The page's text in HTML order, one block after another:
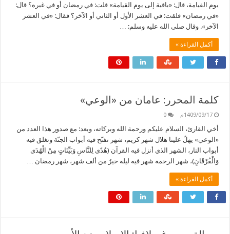
يوم القيامة، قال: «باقية إلى يوم القيامة» قلت: في رمضان أو في غيره؟ قال:
«في رمضان» فلقت: في العشر الأول أو الثاني أو الآخر؟ فقال: «في العشر
الآخر». وقال صلى الله عليه وسلم: …
أكمل القراءة »
كلمة المحرر: عامان من «الوعي»
1409/09/17م 0
أخي القارئ، السلام عليكم ورحمة الله وبركاته، وبعد: مع صدور هذا العدد من
«الوعي» يهلّ علينا هلال شهر كريم، شهر تفتّح فيه أبواب الجنّة وتغلق فيه
أبواب النار، الشهر الذي أنزل فيه القرآن (هُدًى لِلنَّاسِ وَبَيِّنَاتٍ مِنْ الْهُدَى
وَالْفُرْقَانِ)، شهر الرحمة شهر فيه ليلة خيرٌ من ألف شهر، شهر رمضان …
أكمل القراءة »